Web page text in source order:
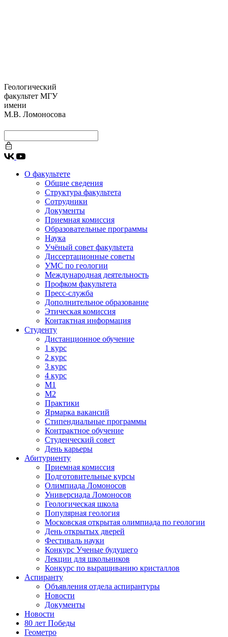
Геологический
факультет МГУ
имени
М.В. Ломоносова
О факультете
Общие сведения
Структура факультета
Сотрудники
Документы
Приемная комиссия
Образовательные программы
Наука
Учёный совет факультета
Диссертационные советы
УМС по геологии
Международная деятельность
Профком факультета
Пресс-служба
Дополнительное образование
Этическая комиссия
Контактная информация
Студенту
Дистанционное обучение
1 курс
2 курс
3 курс
4 курс
М1
М2
Практики
Ярмарка вакансий
Стипендиальные программы
Контрактное обучение
Студенческий совет
День карьеры
Абитуриенту
Приемная комиссия
Подготовительные курсы
Олимпиада Ломоносов
Универсиада Ломоносов
Геологическая школа
Популярная геология
Московская открытая олимпиада по геологии
День открытых дверей
Фестиваль науки
Конкурс Ученые будущего
Лекции для школьников
Конкурс по выращиванию кристаллов
Аспиранту
Объявления отдела аспирантуры
Новости
Документы
Новости
80 лет Победы
Геометро